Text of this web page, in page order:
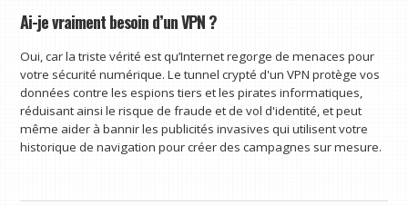
Ai-je vraiment besoin d’un VPN ?
Oui, car la triste vérité est qu’Internet regorge de menaces pour
votre sécurité numérique. Le tunnel crypté d'un VPN protège vos
données contre les espions tiers et les pirates informatiques,
réduisant ainsi le risque de fraude et de vol d'identité, et peut
même aider à bannir les publicités invasives qui utilisent votre
historique de navigation pour créer des campagnes sur mesure.